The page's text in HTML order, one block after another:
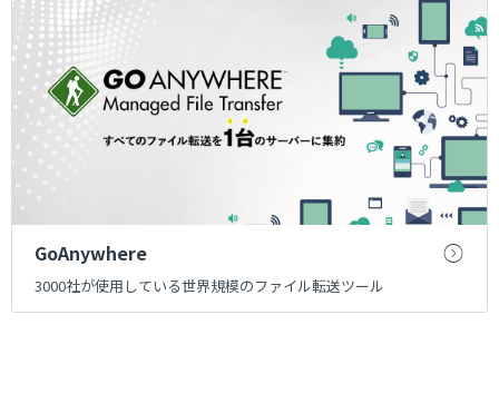
GoAnywhere
3000社が使用している世界規模のファイル転送ツール